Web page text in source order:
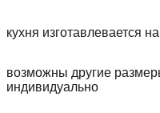
кухня изготавлевается
возможны другие
индивидуально